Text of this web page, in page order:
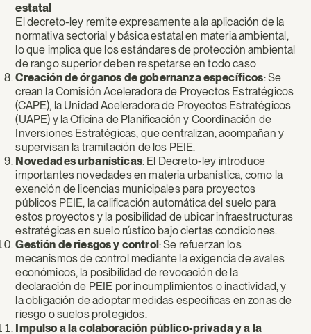
estatal
El decreto-ley remite expresamente a la aplicación de la
normativa sectorial y básica estatal en materia ambiental,
lo que implica que los estándares de protección ambiental
de rango superior deben respetarse en todo caso
Creación de órganos de gobernanza específicos: Se
crean la Comisión Aceleradora de Proyectos Estratégicos
(CAPE), la Unidad Aceleradora de Proyectos Estratégicos
(UAPE) y la Oficina de Planificación y Coordinación de
Inversiones Estratégicas, que centralizan, acompañan y
supervisan la tramitación de los PEIE.
Novedades urbanísticas: El Decreto-ley introduce
importantes novedades en materia urbanística, como la
exención de licencias municipales para proyectos
públicos PEIE, la calificación automática del suelo para
estos proyectos y la posibilidad de ubicar infraestructuras
estratégicas en suelo rústico bajo ciertas condiciones.
Gestión de riesgos y control : Se refuerzan los
mecanismos de control mediante la exigencia de avales
económicos, la posibilidad de revocación de la
declaración de PEIE por incumplimientos o inactividad, y
la obligación de adoptar medidas específicas en zonas de
riesgo o suelos protegidos.
Impulso a la colaboración público-privada y a la